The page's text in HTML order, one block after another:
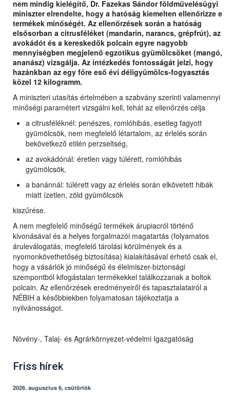
nem mindig kielégítő, Dr. Fazekas Sándor földművelésügyi
miniszter elrendelte, hogy a hatóság kiemelten ellenőrizze e
termékek minőségét. Az ellenőrzések során a hatóság
elsősorban a citrusféléket (mandarin, narancs, grépfrút), az
avokádót és a kereskedők polcain egyre nagyobb
mennyiségben megjelenő egzotikus gyümölcsöket (mangó,
ananász) vizsgálja. Az intézkedés fontosságát jelzi, hogy
hazánkban az egy főre eső évi déligyümölcs-fogyasztás
közel 12 kilogramm.
A miniszteri utasítás értelmében a szabvány szerinti valamennyi
minőségi paramétert vizsgálni kell, tehát az ellenőrzés célja
a citrusféléknél: penészes, romlóhibás, esetleg fagyott
gyümölcsök, nem megfelelő létartalom, az érlelés során
bekövetkező etilén perzseltség,
az avokádónál: éretlen vagy túlérett, romlóhibás
gyümölcsök,
a banánnál: túlérett vagy az érlelés során elkövetett hibák
miatt ízetlen, zöld gyümölcsök
kiszűrése.
A nem megfelelő minőségű termékek árupiacról történő
kivonásával és a helyes forgalmazói magatartás (folyamatos
áruleválogatás, megfelelő tárolási körülmények és a
nyomonkövethetőség biztosítása) kialakításával érhető csak el,
hogy a vásárlók jó minőségű és élelmiszer-biztonsági
szempontból kifogástalan termékekkel találkozzanak a boltok
polcain. Az ellenőrzések eredményeiről és tapasztalatairól a
NÉBIH a későbbiekben folyamatosan tájékoztatja a
nyilvánosságot.
Növény-, Talaj- és Agrárkörnyezet-védelmi Igazgatóság
Friss hírek
2026. augusztus 6, csütörtök